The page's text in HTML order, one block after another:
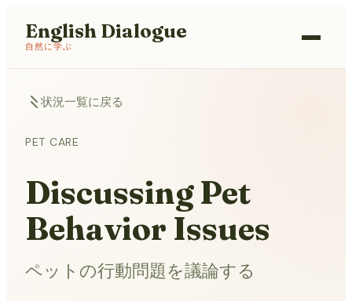
English Dialogue
自然に学ぶ
状況一覧に戻る
PET CARE
Discussing Pet
Behavior Issues
ペットの行動問題を議論する